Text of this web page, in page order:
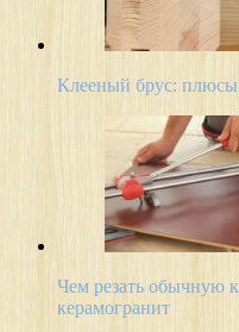
Клееный брус:
Чем резать обычную
керамогранит